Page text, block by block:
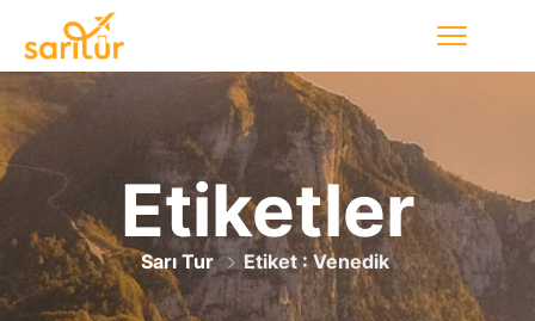
Etiketler
Sarı Tur Etiket : Venedik